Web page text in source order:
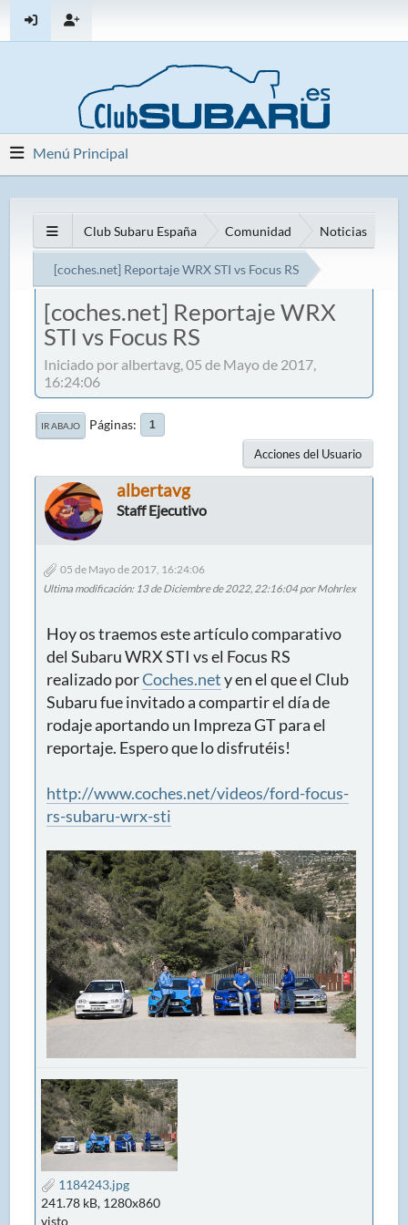
Menú Principal
Club Subaru España Comunidad Noticias
[coches.net] Reportaje WRX STI vs Focus RS
[coches.net] Reportaje WRX
STI vs Focus RS
Iniciado por albertavg, 05 de Mayo de 2017,
16:24:06
IR ABAJO Páginas 1
Acciones del Usuario
albertavg
Staff Ejecutivo
05 de Mayo de 2017, 16:24:06
Ultima modificación: 13 de Diciembre de 2022, 22:16:04 por Mohrlex
Hoy os traemos este artículo comparativo
del Subaru WRX STI vs el Focus RS
realizado porCoches.nety en el que el Club
Subaru fue invitado a compartir el día de
rodaje aportando un Impreza GT para el
reportaje. Espero que lo disfrutéis!
http://www.coches.net/videos/ford-focus-
rs-subaru-wrx-sti
1184243.jpg
241.78 kB, 1280x860
visto